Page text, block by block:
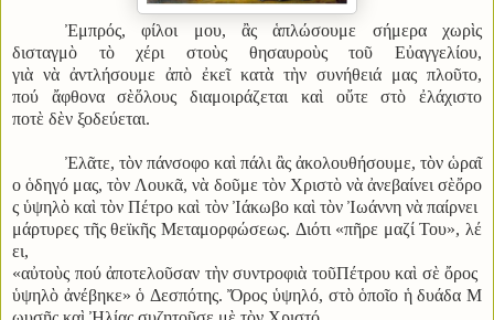
Ἐμπρός, φίλοι μου, ἂς ἁπλώσουμε σήμερα χωρὶς
δισταγμὸ τὸ χέρι στοὺς θησαυροὺς τοῦ Εὐαγγελίου,
γιὰ νὰ ἀντλήσουμε ἀπὸ ἐκεῖ κατὰ τὴν συνήθειά μας πλοῦτο,
πού ἄφθονα σὲὅλους διαμοιράζεται καὶ οὔτε στὸ ἐλάχιστο
ποτὲ δὲν ξοδεύεται.
Ἐλᾶτε, τὸν πάνσοφο καὶ πάλι ἂς ἀκολουθήσουμε, τὸν ὡραῖ
ο ὁδηγό μας,τὸν Λουκᾶ,νὰ δοῦμε τὸν Χριστὸ νὰ ἀνεβαίνει σὲὄρο
ς ὑψηλὸ καὶ τὸν Πέτρο καὶ τὸν Ἰάκωβο καὶ τὸν Ἰωάννη νὰ παίρνει
μάρτυρες τῆς θεϊκῆς Μεταμορφώσεως. Διότι«πῆρε μαζί Του», λέ
ει,
«αὐτοὺς πού ἀποτελοῦσαν τὴν συντροφιὰ τοῦΠέτρου καὶ σὲ ὄρος
ὑψηλὸ ἀνέβηκε»ὁ Δεσπότης.Ὄρος ὑψηλό, στὸ ὁποῖο ἡ δυάδα Μ